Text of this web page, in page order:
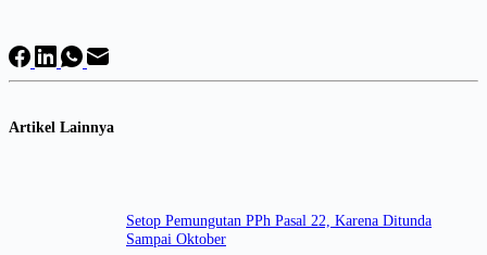
Artikel Lainnya
Setop Pemungutan PPh Pasal 22, Karena Ditunda
Sampai Oktober